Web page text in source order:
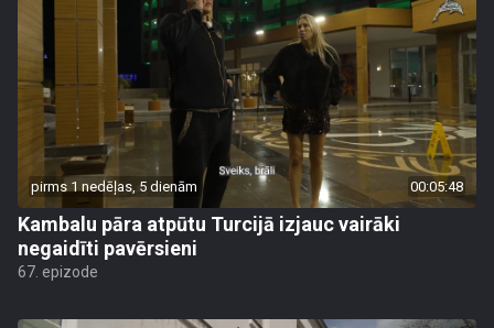
pirms 1 nedēļas, 5 dienām 00:05:48
Kambalu pāra atpūtu Turcijā izjauc vairāki
negaidīti pavērsieni
67. epizode